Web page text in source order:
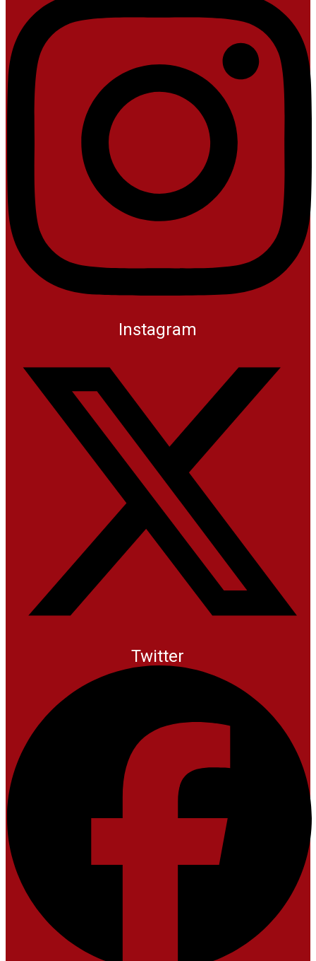
Instagram
Twitter